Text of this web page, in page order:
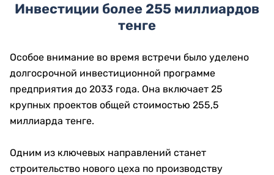
Инвестиции более 255 миллиардов
тенге
Особое внимание во время встречи было уделено
долгосрочной инвестиционной программе
предприятия до 2033 года. Она включает 25
крупных проектов общей стоимостью 255,5
миллиарда тенге.
Одним из ключевых направлений станет
строительство нового цеха по производству